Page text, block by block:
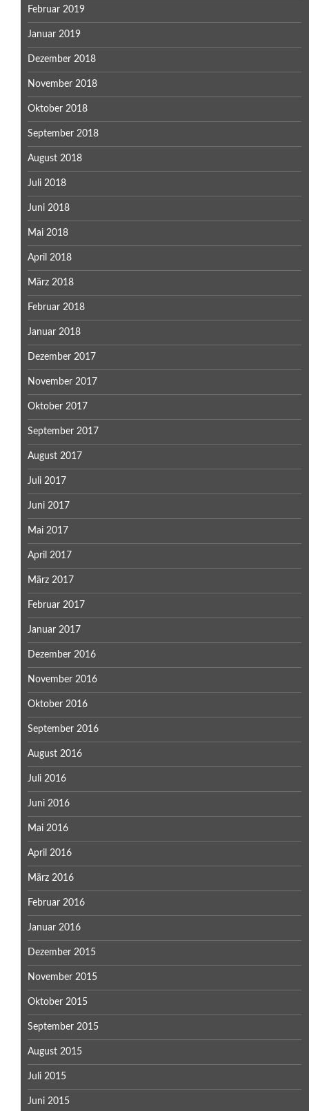
Februar 2019
Januar 2019
Dezember 2018
November 2018
Oktober 2018
September 2018
August 2018
Juli 2018
Juni 2018
Mai 2018
April 2018
März 2018
Februar 2018
Januar 2018
Dezember 2017
November 2017
Oktober 2017
September 2017
August 2017
Juli 2017
Juni 2017
Mai 2017
April 2017
März 2017
Februar 2017
Januar 2017
Dezember 2016
November 2016
Oktober 2016
September 2016
August 2016
Juli 2016
Juni 2016
Mai 2016
April 2016
März 2016
Februar 2016
Januar 2016
Dezember 2015
November 2015
Oktober 2015
September 2015
August 2015
Juli 2015
Juni 2015